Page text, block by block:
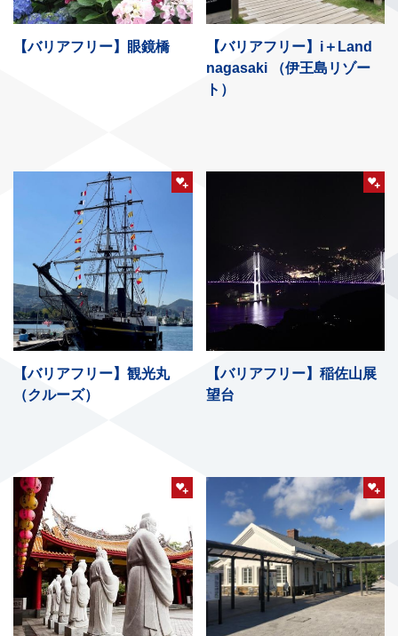
【バリアフリー】眼鏡橋
【バリアフリー】i＋Land
nagasaki （伊王島リゾー
ト）
【バリアフリー】観光丸
（クルーズ）
【バリアフリー】稲佐山展
望台